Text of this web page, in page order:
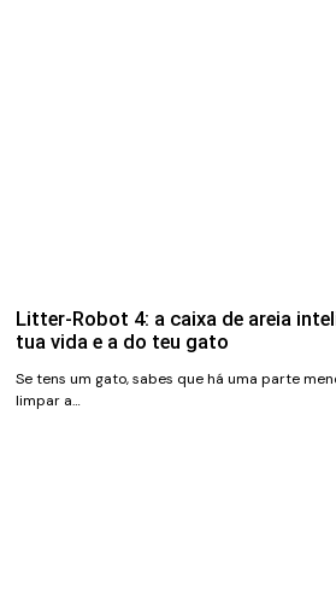
Litter-Robot 4: a caixa de areia
tua vida e a do teu gato
Se tens um gato, sabes que há uma parte
limpar a…